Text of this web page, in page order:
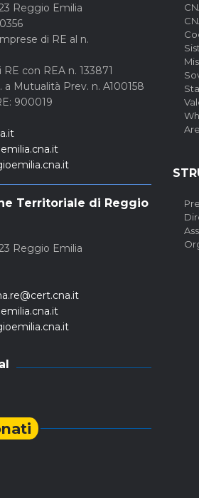
Reggio Emilia
di RE al n.
con REA n. 133871
a Mutualità Prev. n. A100158
900019
Territoriale di Reggio
Reggio Emilia